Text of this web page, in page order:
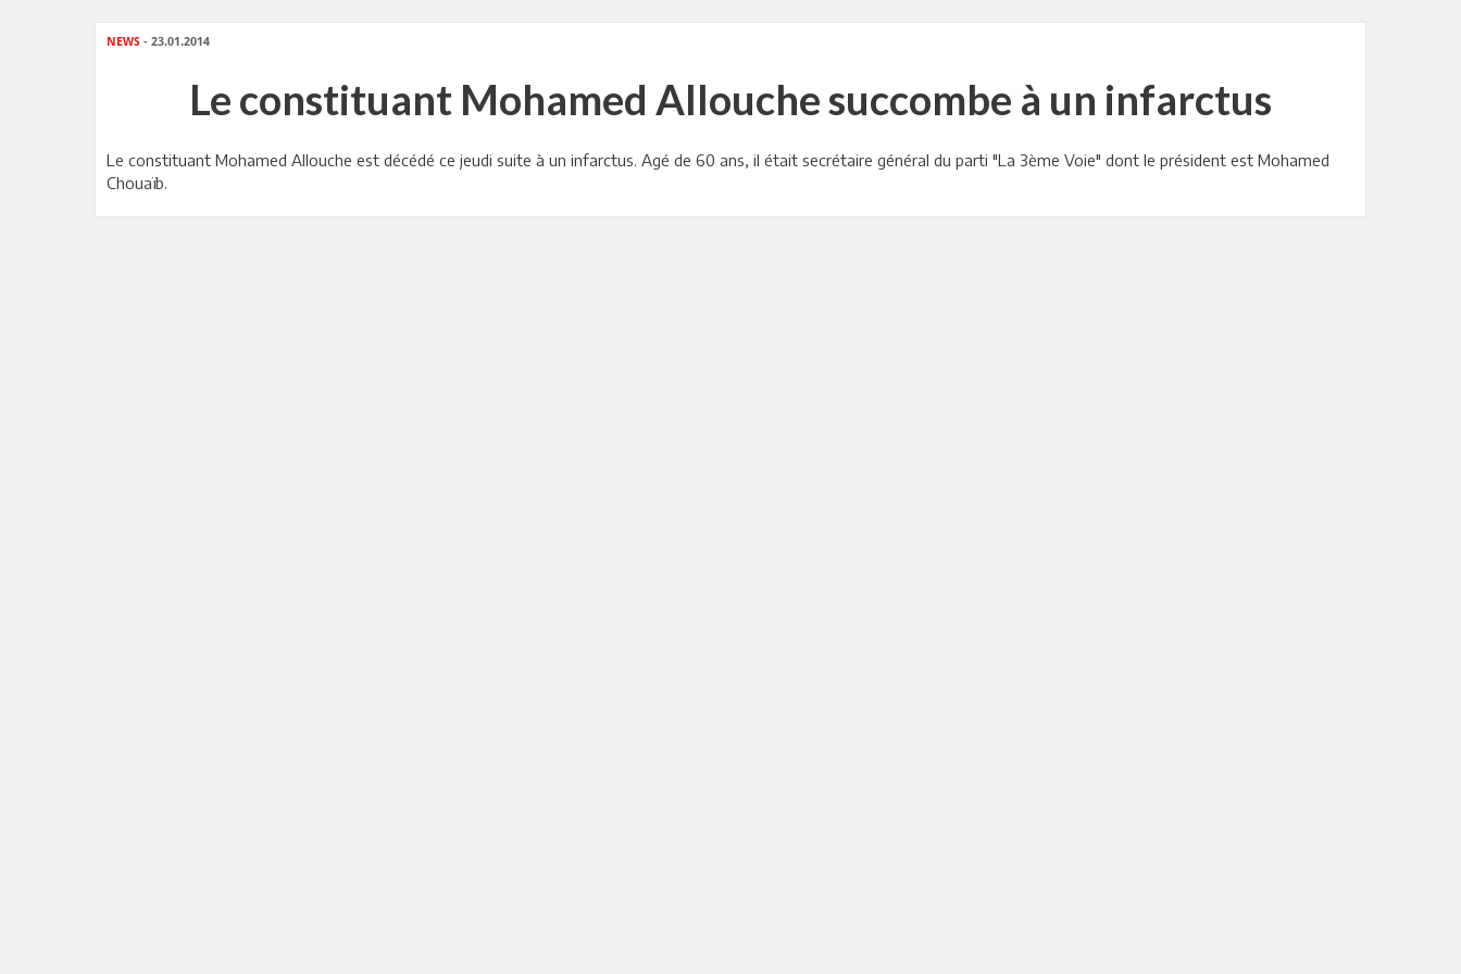
NEWS - 23.01.2014
Le constituant Mohamed Allouche succombe à un infarctus
Le constituant Mohamed Allouche est décédé ce jeudi suite à un infarctus. Agé de 60 ans, il était secrétaire général du parti "La 3ème Voie" dont le président est Mohamed
Chouaïb.